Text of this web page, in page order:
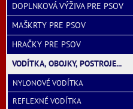
DOPLNKOVÁ VÝŽIVA PRE PSOV
MAŠKRTY PRE PSOV
HRAČKY PRE PSOV
VODÍTKA, OBOJKY, POSTROJE...
NYLONOVÉ VODÍTKA
REFLEXNÉ VODÍTKA